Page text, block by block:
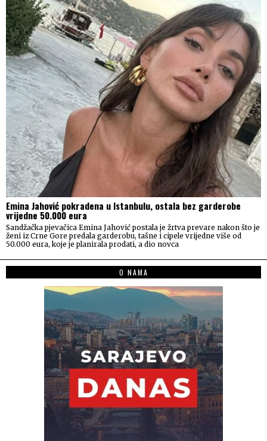
Emina Jahović pokradena u Istanbulu, ostala bez garderobe
vrijedne 50.000 eura
Sandžačka pjevačica Emina Jahović postala je žrtva prevare nakon što je
ženi iz Crne Gore predala garderobu, tašne i cipele vrijedne više od
50.000 eura, koje je planirala prodati, a dio novca
O NAMA